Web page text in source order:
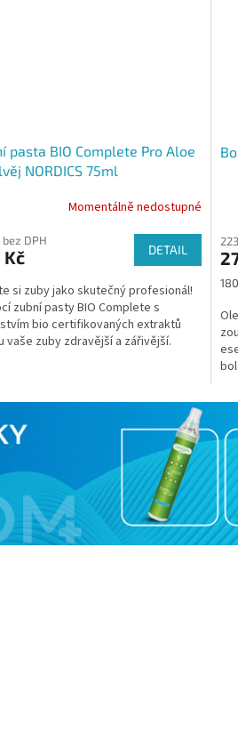
pasta BIO Complete Pro Aloe
NORDICS 75ml
Momentálně nedostupné
DPH
Kč DETAIL
si zuby jako skutečný profesionál!
zubní pasty BIO Complete s
bio certifikovaných extraktů
vaše zuby zdravější a zářivější.